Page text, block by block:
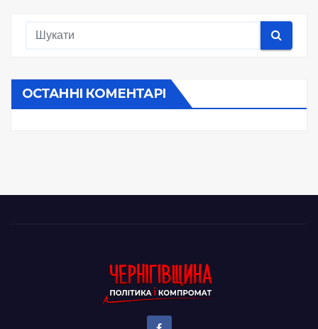
ОСТАННІ КОМЕНТАРІ